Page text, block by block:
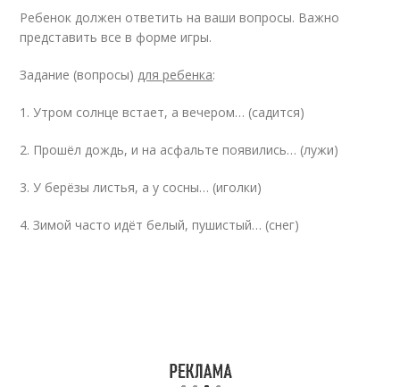
Ребенок должен ответить на ваши вопросы. Важно
представить все в форме игры.
Задание (вопросы)для ребенка:
1. Утром солнце встает, а вечером… (садится)
2. Прошёл дождь, и на асфальте появились… (лужи)
3. У берёзы листья, а у сосны… (иголки)
4. Зимой часто идёт белый, пушистый… (снег)